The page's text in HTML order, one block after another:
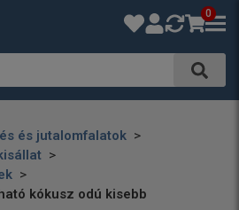
0
és jutalomfalatok
kókusz odú kisebb